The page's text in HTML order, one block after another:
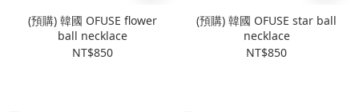
(預購) 韓國 OFUSE flower
ball necklace
NT$850
(預購) 韓國 OFUSE star ball
necklace
NT$850